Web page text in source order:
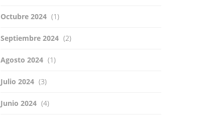
Octubre 2024 (1)
Septiembre 2024 (2)
Agosto 2024 (1)
Julio 2024 (3)
Junio 2024 (4)